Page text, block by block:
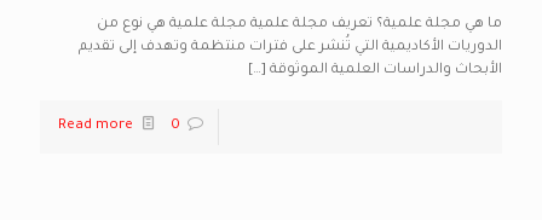
ما هي مجلة علمية؟ تعريف مجلة علمية مجلة علمية هي نوع من
الدوريات الأكاديمية التي تُنشر على فترات منتظمة وتهدف إلى تقديم
الأبحاث والدراسات العلمية الموثوقة […]
0
Read more